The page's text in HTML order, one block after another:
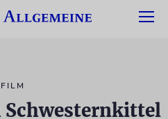
FILM
Schwesternkittel